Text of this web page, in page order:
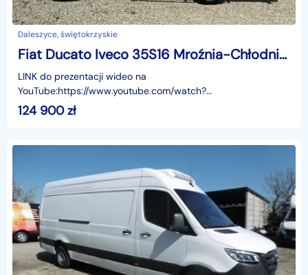
Daleszyce, świętokrzyskie
Fiat Ducato Iveco 35S16 Mroźnia-Chłodnia -29/+20*C + Sieć_230V * GWARANCJA *
LINK do prezentacji wideo na
YouTube:https://www.youtube.com/watch?
v=ZTSNAFdVPx8Sprzedam Iveco Daily 35S16
2.3/160KMMroźnia-Chłodnia - 29 *C / + 20 *C + Sieć_23
124 900zł